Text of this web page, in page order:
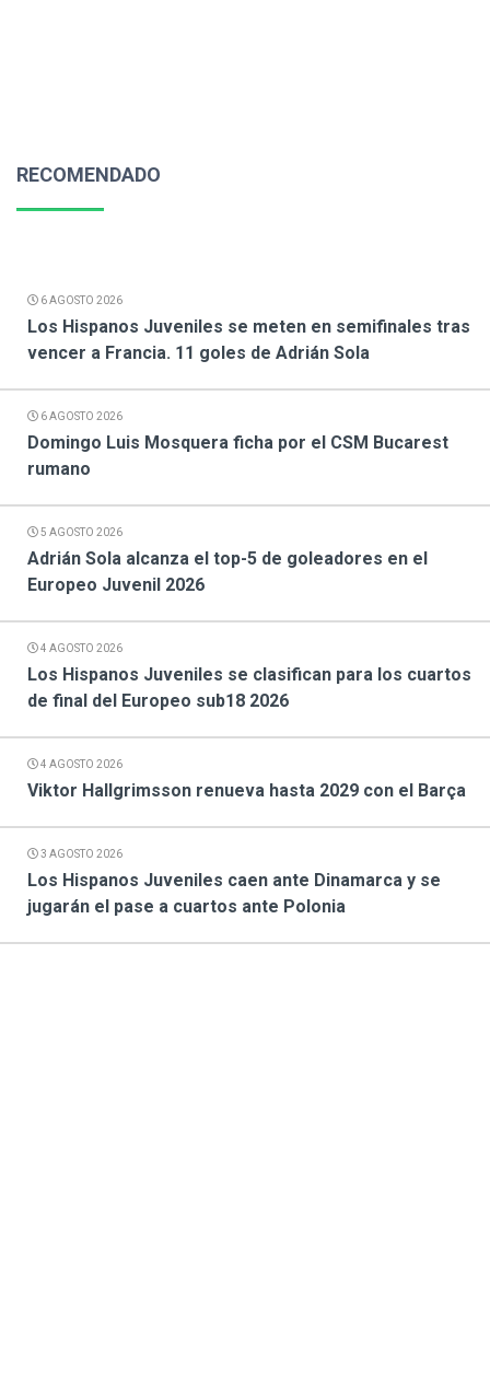
RECOMENDADO
6 AGOSTO 2026
Los Hispanos Juveniles se meten en semifinales tras
vencer a Francia. 11 goles de Adrián Sola
6 AGOSTO 2026
Domingo Luis Mosquera ficha por el CSM Bucarest
rumano
5 AGOSTO 2026
Adrián Sola alcanza el top-5 de goleadores en el
Europeo Juvenil 2026
4 AGOSTO 2026
Los Hispanos Juveniles se clasifican para los cuartos
de final del Europeo sub18 2026
4 AGOSTO 2026
Viktor Hallgrimsson renueva hasta 2029 con el Barça
3 AGOSTO 2026
Los Hispanos Juveniles caen ante Dinamarca y se
jugarán el pase a cuartos ante Polonia